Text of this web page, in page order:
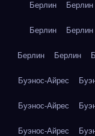
Берлин Берлин
Берлин Берлин
Берлин Берлин
Буэнос-Айрес
Буэнос-Айрес
Буэнос-Айрес